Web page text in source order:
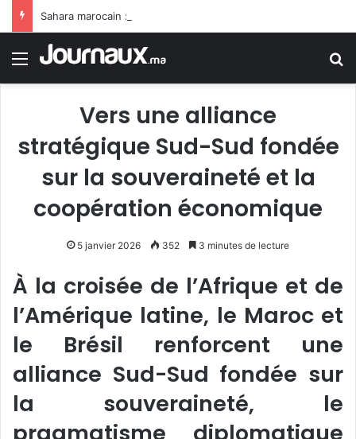
Menu
Vers une alliance
stratégique Sud-Sud fondée
sur la souveraineté et la
coopération économique
5 janvier 2026 352 3 minutes de lecture
À la croisée de l’Afrique et de
l’Amérique latine, le Maroc et
le Brésil renforcent une
alliance Sud-Sud fondée sur
la souveraineté, le